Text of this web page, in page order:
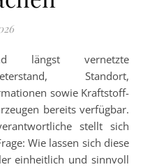
Standort,
sowie Kraftstoff-
bereits verfügbar.
stellt sich
Wie lassen sich diese
einheitlich und sinnvoll